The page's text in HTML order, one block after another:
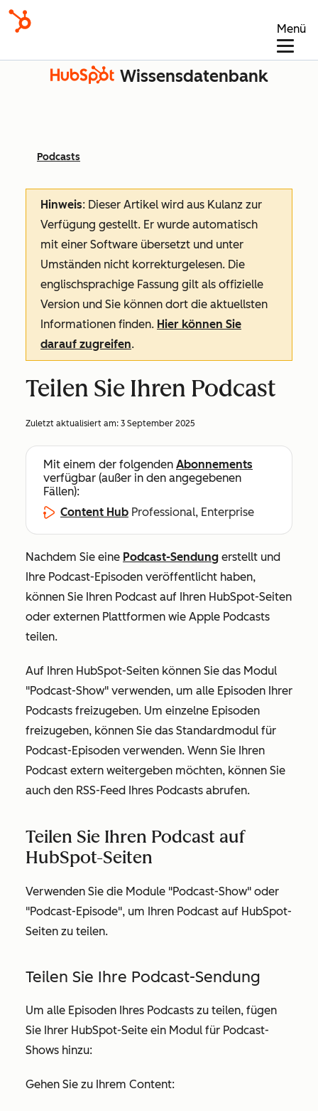
Menü
Wissensdatenbank
Podcasts
Hinweis: Dieser Artikel wird aus Kulanz zur
Verfügung gestellt. Er wurde automatisch
mit einer Software übersetzt und unter
Umständen nicht korrekturgelesen. Die
englischsprachige Fassung gilt als offizielle
Version und Sie können dort die aktuellsten
Informationen finden. Hier können Sie
darauf zugreifen.
Teilen Sie Ihren Podcast
Zuletzt aktualisiert am: 3 September 2025
Mit einem der folgenden Abonnements
verfügbar (außer in den angegebenen
Fällen):
Content Hub Professional, Enterprise
Nachdem Sie eine Podcast-Sendung erstellt und
Ihre Podcast-Episoden veröffentlicht haben,
können Sie Ihren Podcast auf Ihren HubSpot-Seiten
oder externen Plattformen wie Apple Podcasts
teilen.
Auf Ihren HubSpot-Seiten können Sie das Modul
"Podcast-Show" verwenden, um alle Episoden Ihrer
Podcasts freizugeben. Um einzelne Episoden
freizugeben, können Sie das Standardmodul für
Podcast-Episoden verwenden. Wenn Sie Ihren
Podcast extern weitergeben möchten, können Sie
auch den RSS-Feed Ihres Podcasts abrufen.
Teilen Sie Ihren Podcast auf
HubSpot-Seiten
Verwenden Sie die Module "Podcast-Show" oder
"Podcast-Episode", um Ihren Podcast auf HubSpot-
Seiten zu teilen.
Teilen Sie Ihre Podcast-Sendung
Um alle Episoden Ihres Podcasts zu teilen, fügen
Sie Ihrer HubSpot-Seite ein Modul für Podcast-
Shows hinzu:
Gehen Sie zu Ihrem Content: